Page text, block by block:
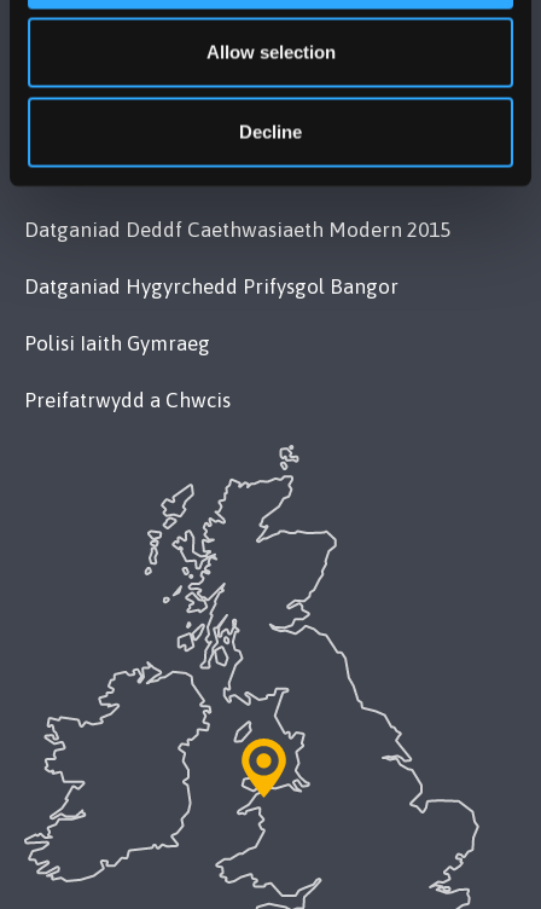
Allow selection
Decline
MAPIAU A CHYFARWYDDIADAU TEITHIO
Cydymffurfiaeth Gyfreithiol
Datganiad Deddf Caethwasiaeth Modern 2015
Datganiad Hygyrchedd Prifysgol Bangor
Polisi Iaith Gymraeg
Preifatrwydd a Chwcis